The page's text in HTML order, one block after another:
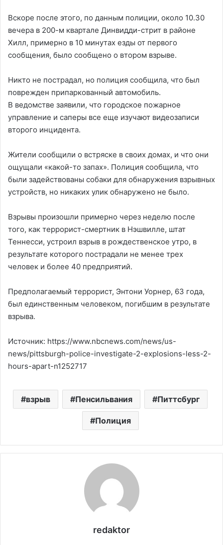
Вскоре после этого, по данным полиции, около 10.30
вечера в 200-м квартале Динвидди-стрит в районе
Хилл, примерно в 10 минутах езды от первого
сообщения, было сообщено о втором взрыве.
Никто не пострадал, но полиция сообщила, что был
поврежден припаркованный автомобиль.
В ведомстве заявили, что городское пожарное
управление и саперы все еще изучают видеозаписи
второго инцидента.
Жители сообщили о встряске в своих домах, и что они
ощущали «какой-то запах». Полиция сообщила, что
были задействованы собаки для обнаружения взрывных
устройств, но никаких улик обнаружено не было.
Взрывы произошли примерно через неделю после
того, как террорист-смертник в Нэшвилле, штат
Теннесси, устроил взрыв в рождественское утро, в
результате которого пострадали не менее трех
человек и более 40 предприятий.
Предполагаемый террорист, Энтони Уорнер, 63 года,
был единственным человеком, погибшим в результате
взрыва.
Источник: https://www.nbcnews.com/news/us-
news/pittsburgh-police-investigate-2-explosions-less-2-
hours-apart-n1252717
взрыв Пенсильвания Питтсбург
Полиция
redaktor